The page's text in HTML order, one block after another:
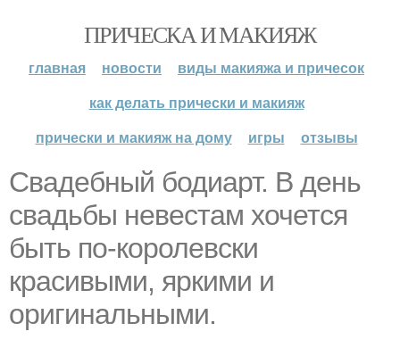
ПРИЧЕСКА И МАКИЯЖ
главная новости
виды макияжа и причесок
как делать прически и макияж
прически и макияж на дому
игры отзывы
Свадебный бодиарт. В день
свадьбы невестам хочется
быть по-королевски
красивыми, яркими и
оригинальными.